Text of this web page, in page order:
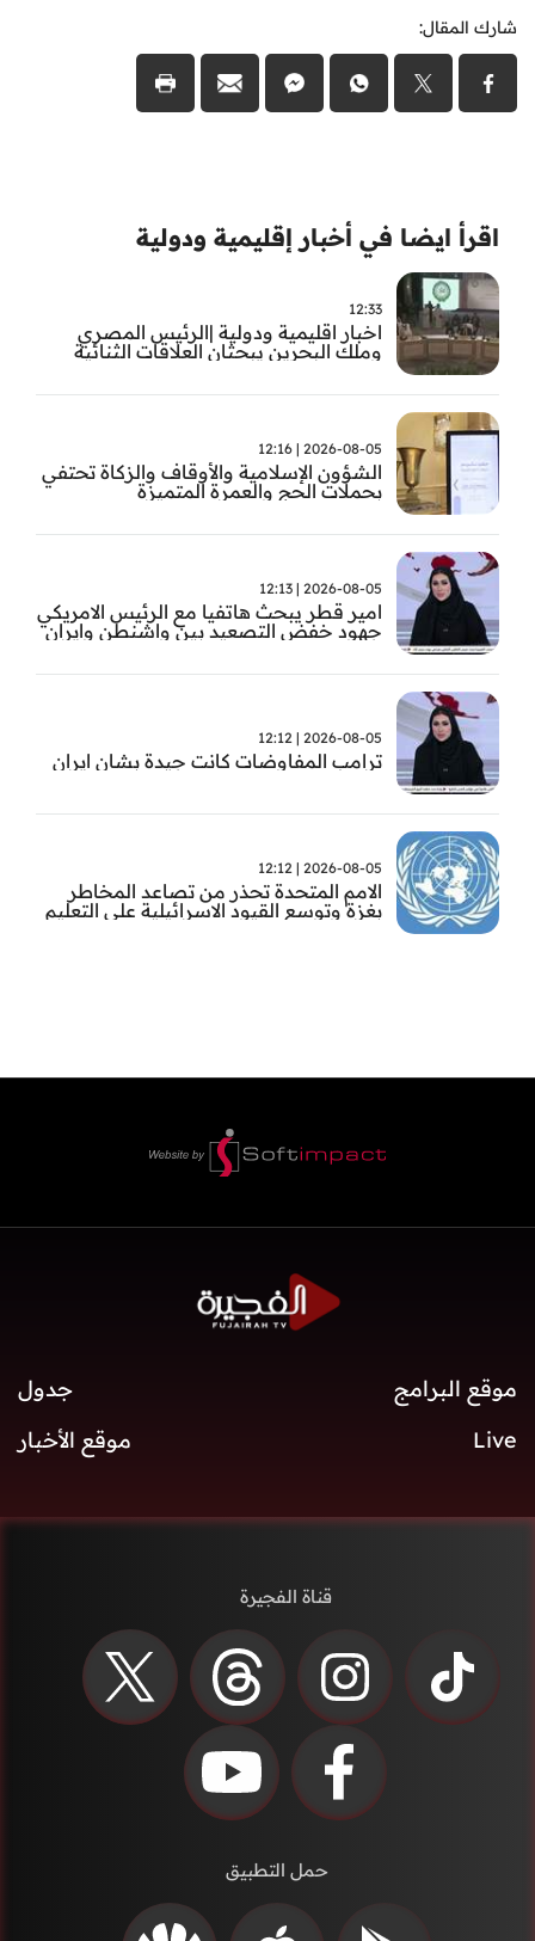
شارك المقال:
اقرأ ايضا في أخبار إقليمية ودولية
12:33
اخبار اقليمية ودولية |الرئيس المصري
وملك البحرين يبحثان العلاقات الثنائية
2026-08-05 | 12:16
الشؤون الإسلامية والأوقاف والزكاة تحتفي
بحملات الحج والعمرة المتميزة
2026-08-05 | 12:13
امير قطر يبحث هاتفيا مع الرئيس الامريكي
جهود خفض التصعيد بين واشنطن وايران
2026-08-05 | 12:12
ترامب المفاوضات كانت جيدة بشان ايران
2026-08-05 | 12:12
الامم المتحدة تحذر من تصاعد المخاطر
بغزة وتوسع القيود الاسرائيلية على التعليم
موقع البرامج
جدول
Live
موقع الأخبار
قناة الفجيرة
حمل التطبيق